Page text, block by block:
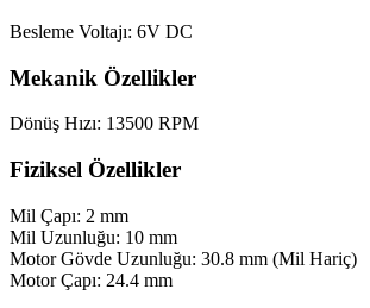
Besleme Voltajı: 6V DC
Mekanik Özellikler
Dönüş Hızı: 13500 RPM
Fiziksel Özellikler
Mil Çapı: 2 mm
Mil Uzunluğu: 10 mm
Motor Gövde Uzunluğu: 30.8 mm (Mil Hariç)
Motor Çapı: 24.4 mm